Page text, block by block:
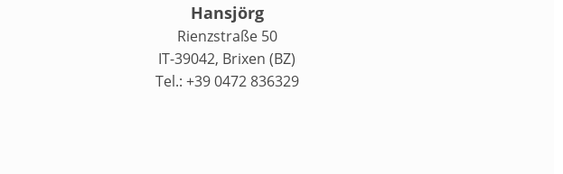
Hansjörg
Rienzstraße 50
IT-39042, Brixen (BZ)
Tel.: +39 0472 836329